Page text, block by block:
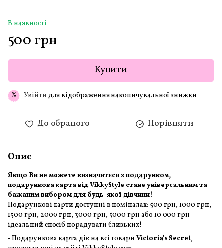
В наявності
500 грн
Купити
% Увійти для відображення накопичувальної знижки
До обраного Порівняти
Опис
Якщо Ви не можете визначитися з подарунком,
подарункова карта від VikkyStyle стане універсальним та
бажаним вибором для будь-якої дівчини!
Подарункові карти доступні в номіналах: 500 грн, 1000 грн,
1500 грн, 2000 грн, 3000 грн, 5000 грн або 10 000 грн —
ідеальний спосіб порадувати близьких!
• Подарункова карта діє на всі товари Victoria's Secret,